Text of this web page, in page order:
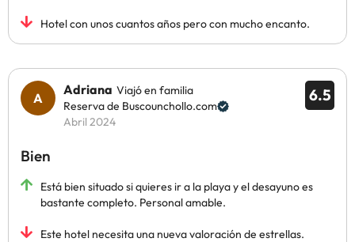
Hotel con unos cuantos años pero con mucho encanto.
6.5
Adriana Viajó en familia
Reserva de Buscounchollo.com
Abril 2024
Bien
Está bien situado si quieres ir a la playa y el desayuno es
bastante completo. Personal amable.
Este hotel necesita una nueva valoración de estrellas.